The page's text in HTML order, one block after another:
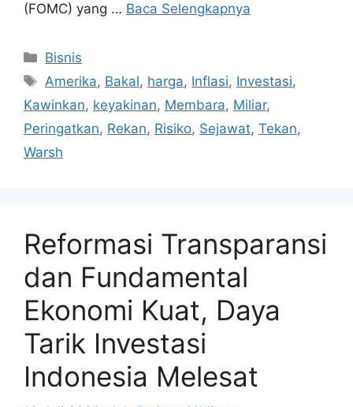
(FOMC) yang … Baca Selengkapnya
Kategori
Bisnis
Tag
Amerika, Bakal, harga, Inflasi, Investasi,
Kawinkan, keyakinan, Membara, Miliar,
Peringatkan, Rekan, Risiko, Sejawat, Tekan,
Warsh
Reformasi Transparansi
dan Fundamental
Ekonomi Kuat, Daya
Tarik Investasi
Indonesia Melesat